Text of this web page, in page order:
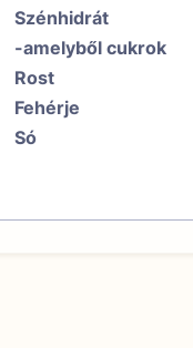
Szénhidrát
-amelyből cukrok
Rost
Fehérje
Só